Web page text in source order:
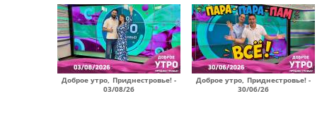
Доброе утро, Приднестровье! -
03/08/26
Доброе утро, Приднестровье! -
30/06/26